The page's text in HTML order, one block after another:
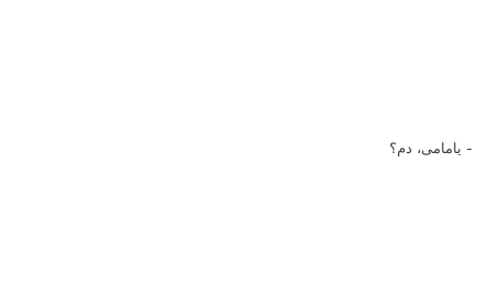
- يامامى، دم؟